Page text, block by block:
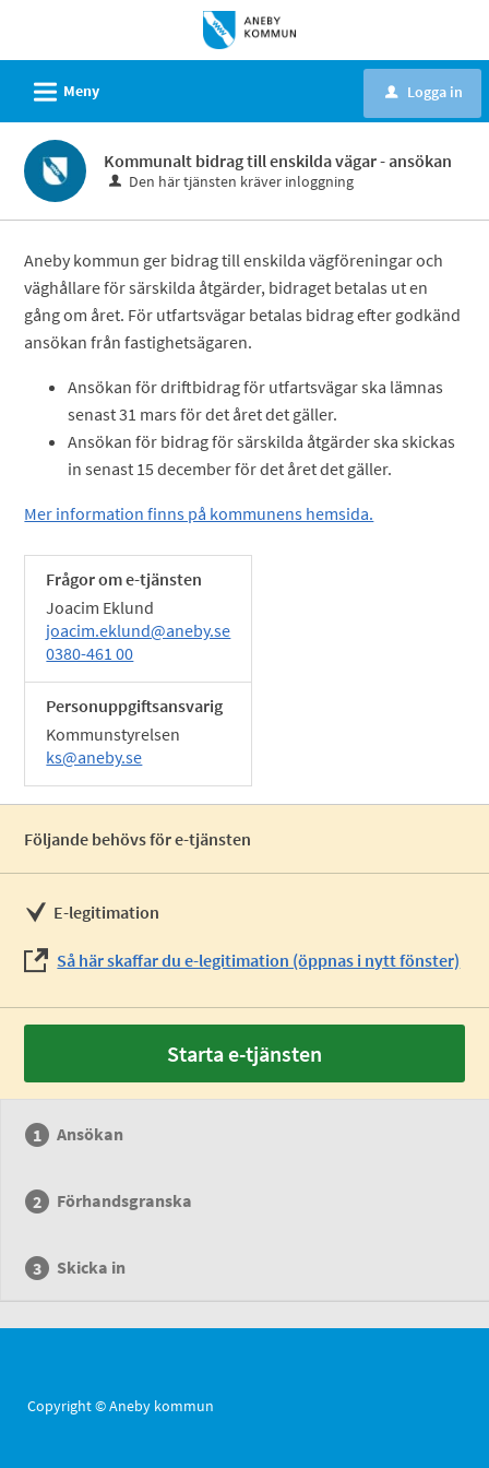
tjänster
Aneby
kommun
L Meny u Logga in
Kommunalt bidrag till enskilda vägar - ansökan
Den här tjänsten kräver inloggning
Aneby kommun ger bidrag till enskilda vägföreningar och
väghållare för särskilda åtgärder, bidraget betalas ut en
gång om året. För utfartsvägar betalas bidrag efter godkänd
ansökan från fastighetsägaren.
Ansökan för driftbidrag för utfartsvägar ska lämnas
senast 31 mars för det året det gäller.
Ansökan för bidrag för särskilda åtgärder ska skickas
in senast 15 december för det året det gäller.
Mer information finns på kommunens hemsida.
Frågor om e-tjänsten
Joacim Eklund
joacim.eklund@aneby.se
0380-461 00
Personuppgiftsansvarig
Kommunstyrelsen
ks@aneby.se
Följande behövs för e-tjänsten
E-legitimation
Så här skaffar du e-legitimation (öppnas i nytt fönster)
Starta e-tjänsten
Ansökan
Förhandsgranska
Skicka in
Copyright © Aneby kommun